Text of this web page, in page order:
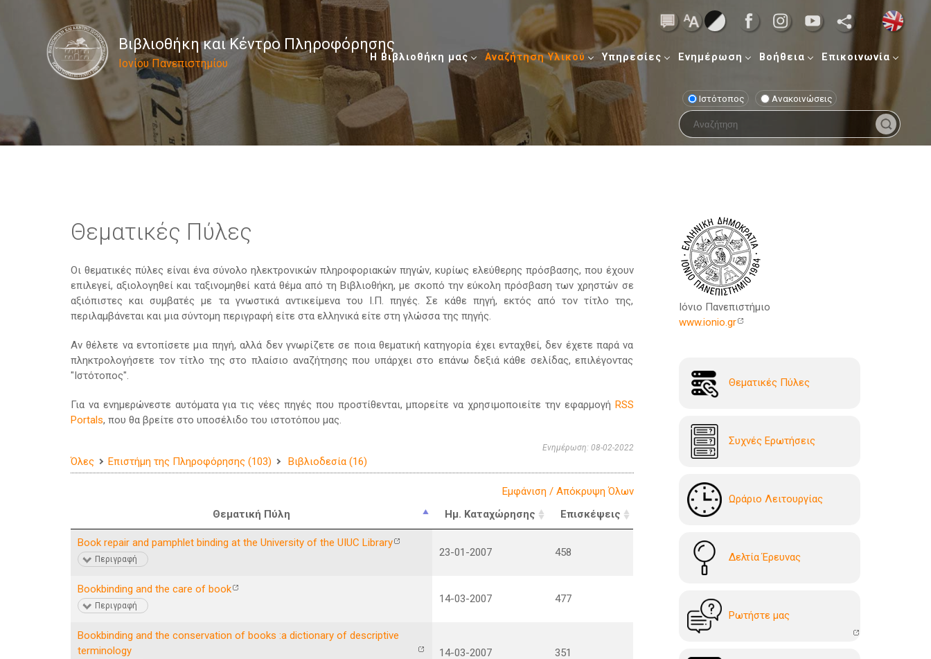
Βιβλιοθήκη και Κέντρο Πληροφόρησης
Ιονίου Πανεπιστημίου
Η Βιβλιοθήκη μας Αναζήτηση Υλικού Υπηρεσίες Ενημέρωση Βοήθεια Επικοινωνία
Ιστότοπος Ανακοινώσεις
Θεματικές Πύλες
Οι θεματικές πύλες είναι ένα σύνολο ηλεκτρονικών πληροφοριακών πηγών, κυρίως ελεύθερης πρόσβασης, που έχουν
επιλεγεί, αξιολογηθεί και ταξινομηθεί κατά θέμα από τη Βιβλιοθήκη, με σκοπό την εύκολη πρόσβαση των χρηστών σε
αξιόπιστες και συμβατές με τα γνωστικά αντικείμενα του Ι.Π. πηγές. Σε κάθε πηγή, εκτός από τον τίτλο της,
περιλαμβάνεται και μια σύντομη περιγραφή είτε στα ελληνικά είτε στη γλώσσα της πηγής.
Αν θέλετε να εντοπίσετε μια πηγή, αλλά δεν γνωρίζετε σε ποια θεματική κατηγορία έχει ενταχθεί, δεν έχετε παρά να
πληκτρολογήσετε τον τίτλο της στο πλαίσιο αναζήτησης που υπάρχει στο επάνω δεξιά κάθε σελίδας, επιλέγοντας
"Ιστότοπος".
Για να ενημερώνεστε αυτόματα για τις νέες πηγές που προστίθενται, μπορείτε να χρησιμοποιείτε την εφαρμογή RSS
Portals, που θα βρείτε στο υποσέλιδο του ιστοτόπου μας.
Ενημέρωση: 08-02-2022
Όλες Επιστήμη της Πληροφόρησης (103) Βιβλιοδεσία (16)
Εμφάνιση / Απόκρυψη Όλων
Θεματική Πύλη
Ημ. Καταχώρησης Επισκέψεις
Book repair and pamphlet binding at the University of the UIUC Library
Περιγραφή
23-01-2007 458
Bookbinding and the care of book
Περιγραφή
14-03-2007 477
Bookbinding and the conservation of books :a dictionary of descriptive
terminology
14-03-2007 351
Ιόνιο Πανεπιστήμιο
www.ionio.gr
Θεματικές Πύλες
Συχνές Ερωτήσεις
Ωράριο Λειτουργίας
Δελτία Έρευνας
Ρωτήστε μας